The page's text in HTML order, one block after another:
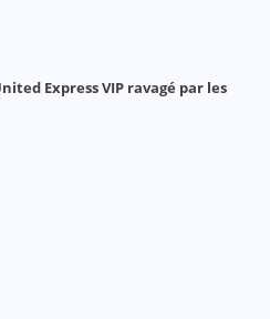
Express VIP ravagé par les